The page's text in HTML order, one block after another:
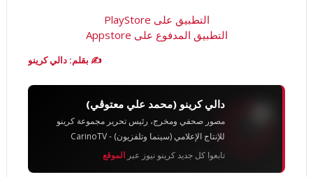
التطبيق على PlayStore
التطبيق المدفوع على Appstore
✍️ بقلم: دالي كرينو
دالي كرينو (محمد علي معتوڨي)
مصور صحفي ومخرج، رئيس تحرير مجموعة كرينو
للإنتاج الإعلامي (سينما وتلفزيون) - CarinoTV
تابعوا كل جديد كرينو نيوز عبر الموقع